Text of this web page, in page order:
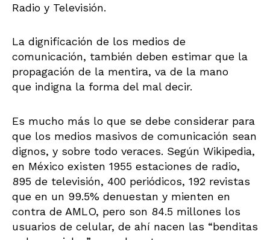
Radio y Televisión.
La dignificación de los medios de
comunicación, también deben estimar que la
propagación de la mentira, va de la mano
que indigna la forma del mal decir.
Es mucho más lo que se debe considerar para
que los medios masivos de comunicación sean
dignos, y sobre todo veraces. Según Wikipedia,
en México existen 1955 estaciones de radio,
895 de televisión, 400 periódicos, 192 revistas
que en un 99.5% denuestan y mienten en
contra de AMLO, pero son 84.5 millones los
usuarios de celular, de ahí nacen las “benditas